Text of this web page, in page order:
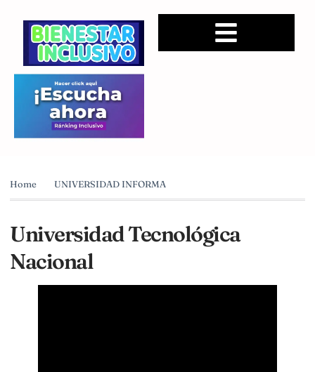
Home UNIVERSIDAD INFORMA
Universidad Tecnológica
Nacional